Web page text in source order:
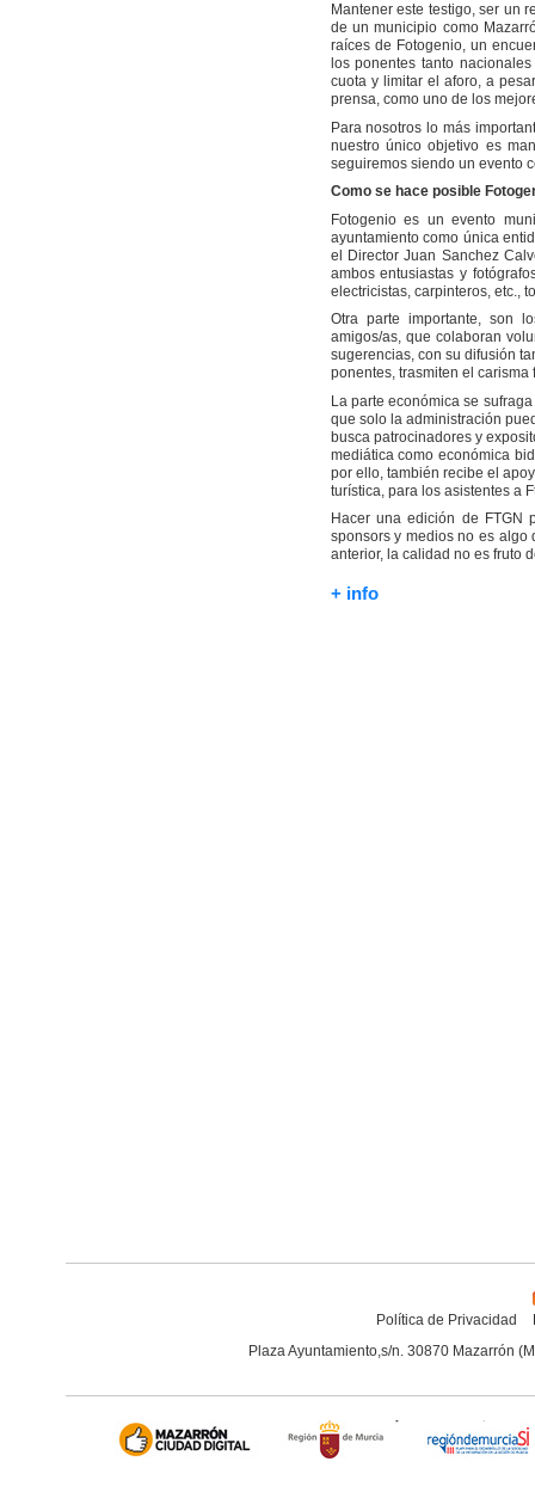
Mantener este testigo, ser un
de un municipio como
raíces de Fotogenio, un
los ponentes tanto
cuota y limitar el aforo, a
prensa, como uno de los
Para nosotros lo más
nuestro único objetivo es
seguiremos siendo un evento
Como se hace posible
Fotogenio es un evento
ayuntamiento como única
el Director Juan Sanchez
ambos entusiastas y
electricistas, carpinteros, etc.,
Otra parte importante, son
amigos/as, que colaboran
sugerencias, con su difusión
ponentes, trasmiten el carisma
La parte económica se
que solo la administración
busca patrocinadores y
mediática como económica
por ello, también recibe el
turística, para los asistentes a
Hacer una edición de FTGN
sponsors y medios no es
anterior, la calidad no es fruto
+ info
Política de Privacidad
Plaza Ayuntamiento,s/n. 30870 Mazarrón